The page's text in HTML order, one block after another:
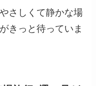
さしくて静かな場
きっと待っていま